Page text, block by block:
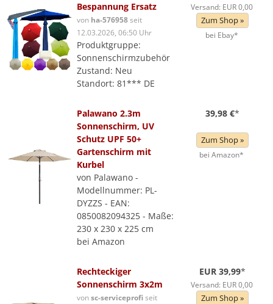
Bespannung Ersatz
von ha-576958seit
12.03.2026, 06:50 Uhr
Produktgruppe:
Sonnenschirmzubehör
Zustand: Neu
Standort: 81*** DE
Versand: EUR 0,00
Zum Shop »
bei Ebay*
Palawano 2.3m
Sonnenschirm, UV
Schutz UPF 50+
Gartenschirm mit
Kurbel
von Palawano -
Modellnummer: PL-
DYZZS - EAN:
0850082094325 - Maße:
230 x 230 x 225 cm
bei Amazon
39,98 €*
Zum Shop »
bei Amazon*
Rechteckiger
Sonnenschirm 3x2m
vonsc-serviceprofiseit
EUR 39,99*
Versand: EUR 0,00
Zum Shop »